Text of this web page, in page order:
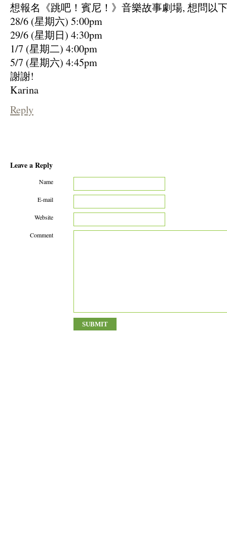
想報名《跳吧！賓尼！》音樂故事劇場, 想問以
28/6 (星期六) 5:00pm
29/6 (星期日) 4:30pm
1/7 (星期二) 4:00pm
5/7 (星期六) 4:45pm
謝謝!
Karina
Reply
Leave a Reply
Name
E-mail
Website
Comment